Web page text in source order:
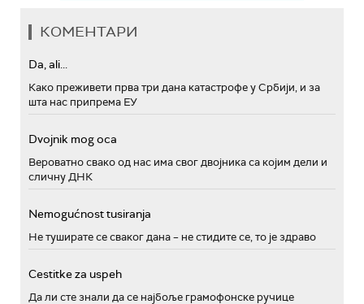
КОМЕНТАРИ
Da, ali...
Како преживети прва три дана катастрофе у Србији, и за
шта нас припрема ЕУ
Dvojnik mog oca
Вероватно свако од нас има свог двојника са којим дели и
сличну ДНК
Nemogućnost tusiranja
Не туширате се сваког дана – не стидите се, то је здраво
Cestitke za uspeh
Да ли сте знали да се најбоље грамофонске ручице